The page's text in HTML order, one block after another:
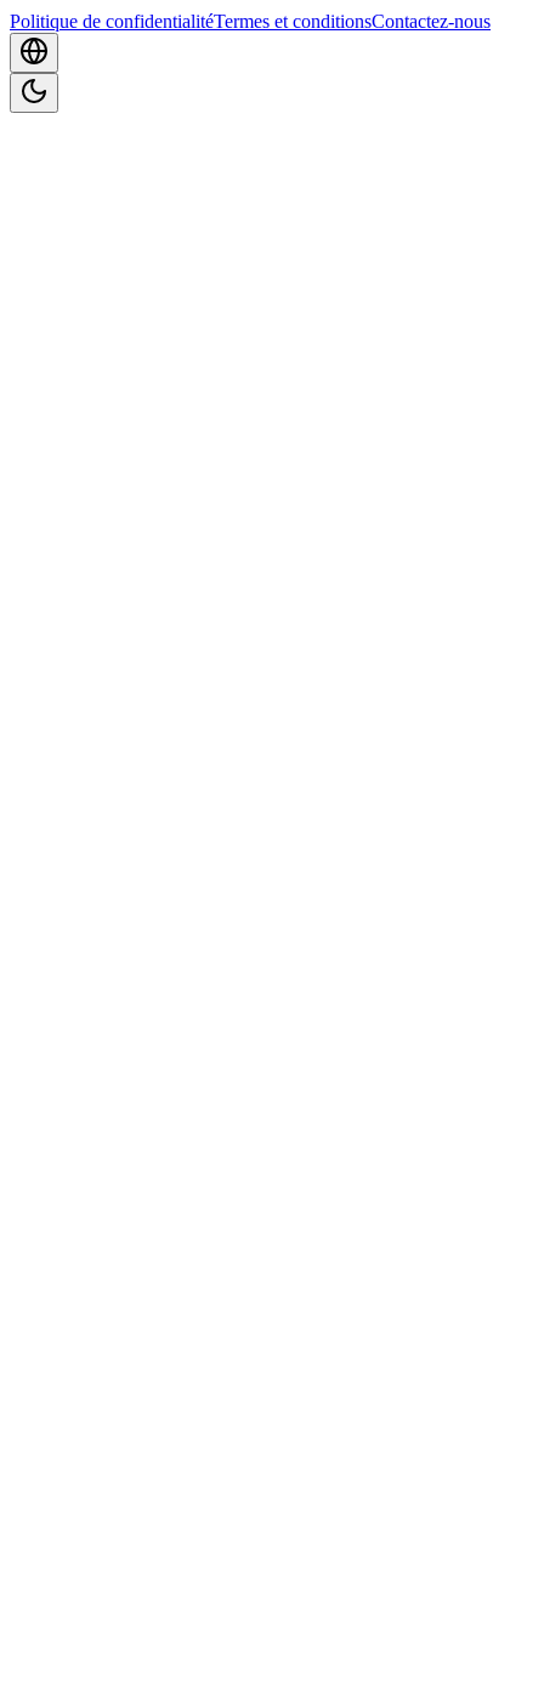
Politique de confidentialitéTermes et conditionsContactez-nous